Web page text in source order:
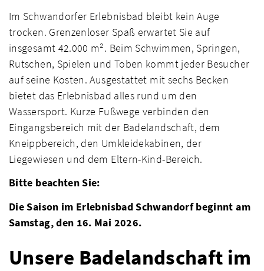
Im Schwandorfer Erlebnisbad bleibt kein Auge
trocken. Grenzenloser Spaß erwartet Sie auf
insgesamt 42.000 m². Beim Schwimmen, Springen,
Rutschen, Spielen und Toben kommt jeder Besucher
auf seine Kosten. Ausgestattet mit sechs Becken
bietet das Erlebnisbad alles rund um den
Wassersport. Kurze Fußwege verbinden den
Eingangsbereich mit der Badelandschaft, dem
Kneippbereich, den Umkleidekabinen, der
Liegewiesen und dem Eltern-Kind-Bereich.
Bitte beachten Sie:
Die Saison im Erlebnisbad Schwandorf beginnt am
Samstag, den 16. Mai 2026.
Unsere Badelandschaft im